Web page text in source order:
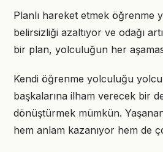
Planlı hareket etmek öğrenme
belirsizliği azaltıyor ve odağı
bir plan, yolculuğun her
Kendi öğrenme yolculuğu
başkalarına ilham verecek bir
dönüştürmek mümkün.
hem anlam kazanıyor hem de